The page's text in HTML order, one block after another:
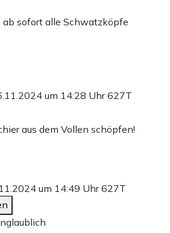
sofort alle Schwatzköpfe
um 14:28 Uhr627T
aus dem Vollen schöpfen!
um 14:49 Uhr627T